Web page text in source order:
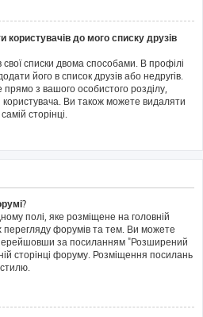
до мого списку друзів
списки двома способами. В профілі
його в список друзів або недругів.
з вашого особистого розділу,
Ви також можете видаляти
сторінці.
полі, яке розміщене на головній
перегляду форумів та тем. Ви можете
за посиланням "Розширений
сторінці форуму. Розміщення посилань